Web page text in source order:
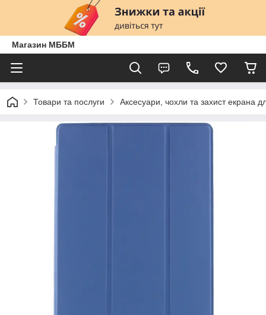
Магазин МББМ
Товари та послуги Аксесуари, чохли та захист екрана